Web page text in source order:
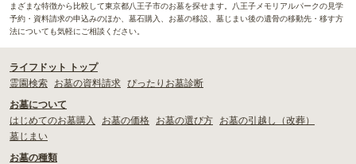
まざまな特徴から比較して東京都八王子市のお墓を探せます。八王子メモリアルパークの見学
予約・資料請求の申込みのほか、墓石購入、お墓の移設、墓じまい後の遺骨の移動先・移す方
法についても気軽にご相談ください。
ライフドット トップ
霊園検索
お墓の資料請求 ぴったりお墓診断
お墓について
はじめてのお墓購入
お墓の価格 お墓の選び方
お墓の引越し（改葬）
墓じまい
お墓の種類